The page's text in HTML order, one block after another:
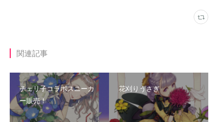
関連記事
チェリ子コラボスニーカ
ー販売！
花刈りうさぎ